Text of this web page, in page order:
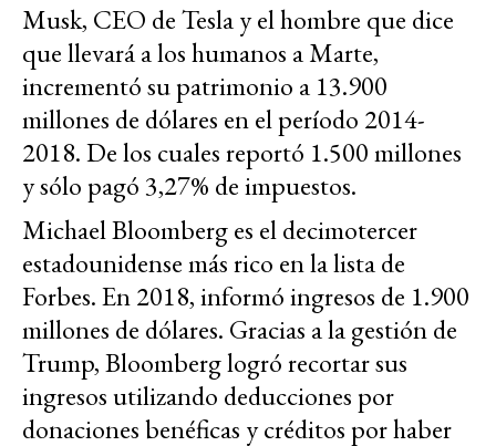
Musk, CEO de Tesla y el hombre que dice
que llevará a los humanos a Marte,
incrementó su patrimonio a 13.900
millones de dólares en el período 2014-
2018. De los cuales reportó 1.500 millones
y sólo pagó 3,27% de impuestos.
Michael Bloomberg es el decimotercer
estadounidense más rico en la lista de
Forbes. En 2018, informó ingresos de 1.900
millones de dólares. Gracias a la gestión de
Trump, Bloomberg logró recortar sus
ingresos utilizando deducciones por
donaciones benéficas y créditos por haber